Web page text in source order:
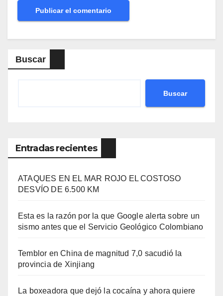
Buscar
Buscar
Entradas recientes
ATAQUES EN EL MAR ROJO EL COSTOSO
DESVÍO DE 6.500 KM
Esta es la razón por la que Google alerta sobre un
sismo antes que el Servicio Geológico Colombiano
Temblor en China de magnitud 7,0 sacudió la
provincia de Xinjiang
La boxeadora que dejó la cocaína y ahora quiere